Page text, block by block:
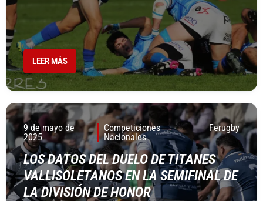
LEER MÁS
9 de mayo de
2025
Competiciones
Nacionales
Ferugby
LOS DATOS DEL DUELO DE TITANES
VALLISOLETANOS EN LA SEMIFINAL DE
LA DIVISIÓN DE HONOR